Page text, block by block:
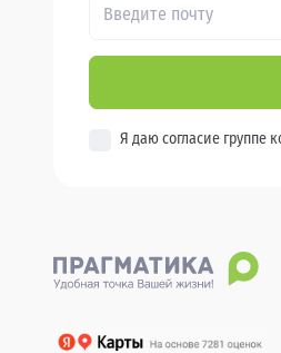
Я даю согласие группе